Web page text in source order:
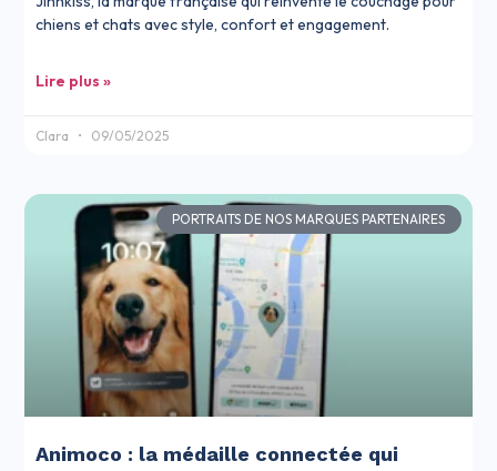
chiens et chats avec style, confort et engagement.
Lire plus »
Clara 09/05/2025
PORTRAITS DE NOS MARQUES PARTENAIRES
Animoco : la médaille connectée qui